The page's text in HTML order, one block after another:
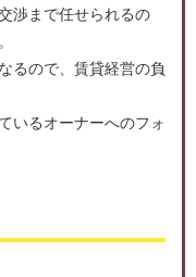
渉まで任せられるの
るので、賃貸経営の負
いるオーナーへのフォ